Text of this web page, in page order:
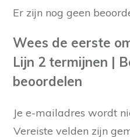
Er zijn nog geen
Wees de eerste
Lijn 2 termijnen |
beoordelen
Je e-mailadres wordt
Vereiste velden zijn